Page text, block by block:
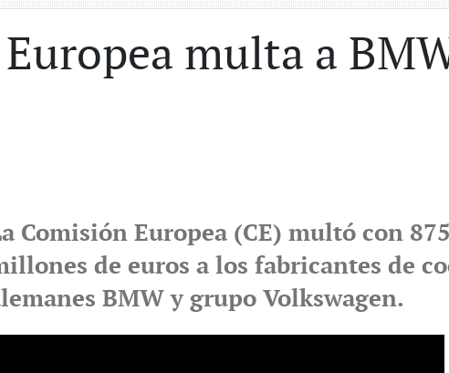
multa a
Comisión Europea (CE) multó con 875
de euros a los fabricantes de
BMW y grupo Volkswagen.